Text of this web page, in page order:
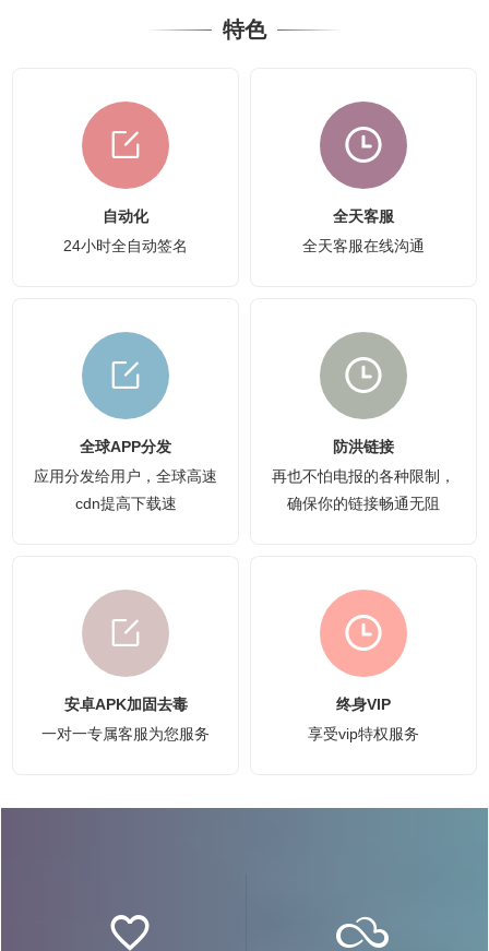
特色
自动化
24小时全自动签名
全天客服
全天客服在线沟通
全球APP分发
应用分发给用户，全球高速
cdn提高下载速
防洪链接
再也不怕电报的各种限制，
确保你的链接畅通无阻
安卓APK加固去毒
一对一专属客服为您服务
终身VIP
享受vip特权服务